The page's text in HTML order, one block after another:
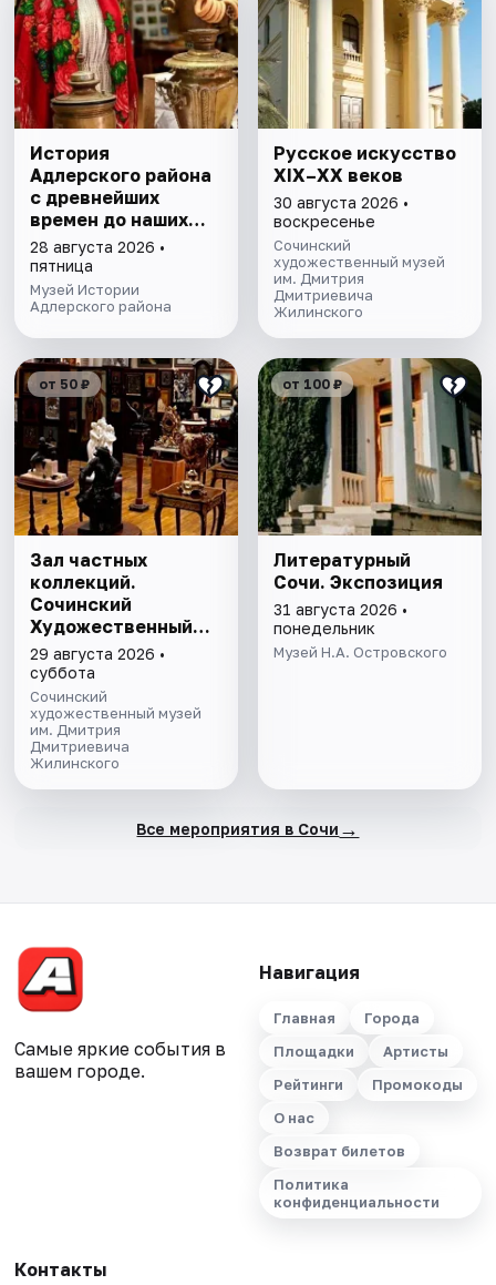
История
Адлерского района
с древнейших
времен до наших
дней. Экскурсия
28 августа 2026 •
пятница
Музей Истории
Адлерского района
Русское искусство
XIX–XX веков
30 августа 2026 •
воскресенье
Сочинский
художественный музей
им. Дмитрия
Дмитриевича
Жилинского
от 50 ₽
Зал частных
коллекций.
Сочинский
Художественный
музей им. Д.Д.
Жилинского
29 августа 2026 •
суббота
Сочинский
художественный музей
им. Дмитрия
Дмитриевича
Жилинского
от 100 ₽
Литературный
Сочи. Экспозиция
31 августа 2026 •
понедельник
Музей Н.А. Островского
Все мероприятия в Сочи →
Самые яркие события в
вашем городе.
Навигация
Главная
Города
Площадки
Артисты
Рейтинги
Промокоды
О нас
Возврат билетов
Политика
конфиденциальности
Контакты